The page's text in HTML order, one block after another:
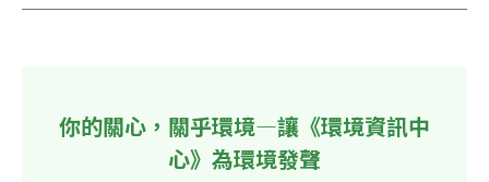
你的關心，關乎環境—讓《環境資訊中
心》為環境發聲